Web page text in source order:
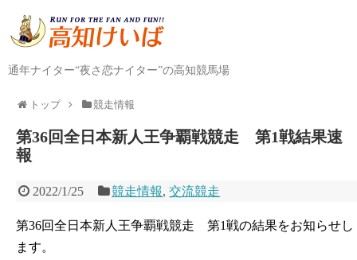
通年ナイター“夜さ恋ナイター”の高知競馬場
トップ 競走情報
第36回全日本新人王争覇戦競走 第1戦結果速
報
2022/1/25 競走情報,交流競走
第36回全日本新人王争覇戦競走 第1戦の結果をお知らせし
ます。